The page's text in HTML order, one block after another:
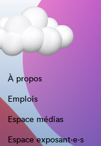
À propos
Emplois
Espace médias
Espace exposant·e⋅s